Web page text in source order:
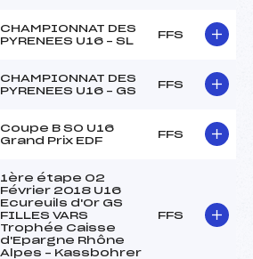
CHAMPIONNAT DES
PYRENEES U16 – SL
FFS
CHAMPIONNAT DES
PYRENEES U16 – GS
FFS
Coupe B SO U16
Grand Prix EDF
FFS
1ère étape 02
Février 2018 U16
Ecureuils d'Or GS
FILLES VARS
Trophée Caisse
d'Epargne Rhône
Alpes – Kassbohrer
FFS